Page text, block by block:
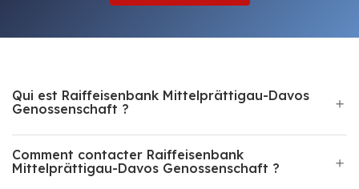
Qui est Raiffeisenbank Mittelprättigau-Davos
Genossenschaft ?
Comment contacter Raiffeisenbank
Mittelprättigau-Davos Genossenschaft ?